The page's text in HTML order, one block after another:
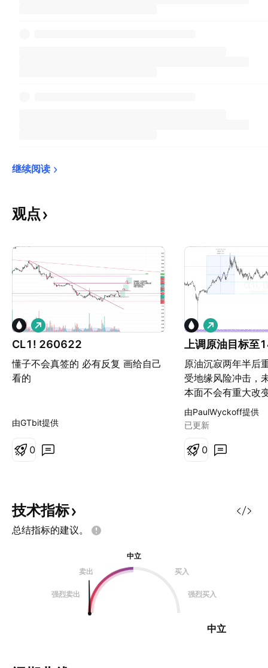
继续阅读
观点
CL1! 260622
懂子不会真签的 必有反复 画给自己
看的
做
多
由GTbit提供
0
上调原油目标至
原油沉寂两年半后
受地缘风险冲击，
本面不会有重大改
到140，中间一定
波拉升，抓主升浪
做
多
由PaulWyckoff提供
已更新
0
技术指标
总结指标的建议。
中立
卖出
买入
强烈卖出 强烈买入
中立